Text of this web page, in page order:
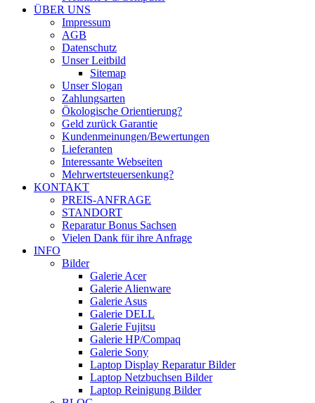
ÜBER UNS
Impressum
AGB
Datenschutz
Unser Leitbild
Sitemap
Unser Slogan
Zahlungsarten
Ökologische Orientierung?
Geld zurück Garantie
Kundenmeinungen/Bewertungen
Lieferanten
Interessante Webseiten
Mehrwertsteuersenkung?
KONTAKT
PREIS-ANFRAGE
STANDORT
Reparatur Bonus Sachsen
Vielen Dank für ihre Anfrage
INFO
Bilder
Galerie Acer
Galerie Alienware
Galerie Asus
Galerie DELL
Galerie Fujitsu
Galerie HP/Compaq
Galerie Sony
Laptop Display Reparatur Bilder
Laptop Netzbuchsen Bilder
Laptop Reinigung Bilder